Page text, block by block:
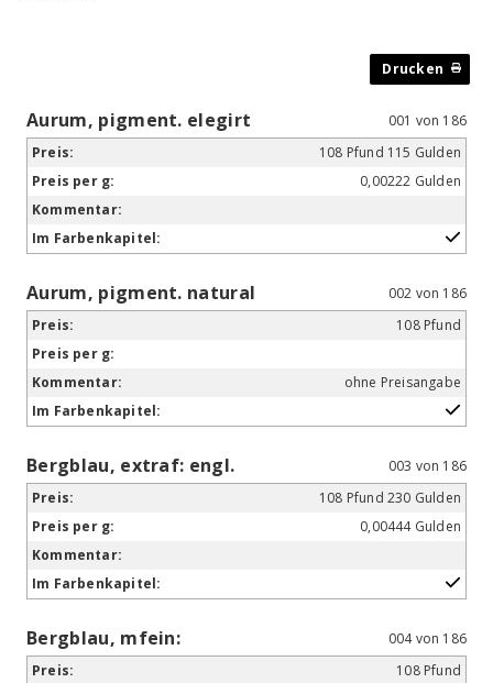
Aurum, pigment. elegirt
001 von 186
108 Pfund 115 Gulden
0,00222 Gulden
Aurum, pigment. natural
002 von 186
108 Pfund
ohne Preisangabe
Bergblau, extraf: engl.
003 von 186
108 Pfund 230 Gulden
0,00444 Gulden
Bergblau, mfein:
004 von 186
108 Pfund